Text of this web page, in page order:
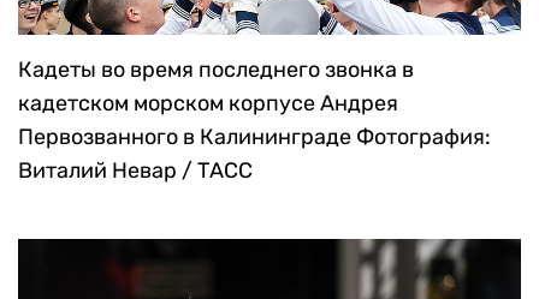
Кадеты во время последнего звонка в
кадетском морском корпусе Андрея
Первозванного в Калининграде Фотография:
Виталий Невар / ТАСС